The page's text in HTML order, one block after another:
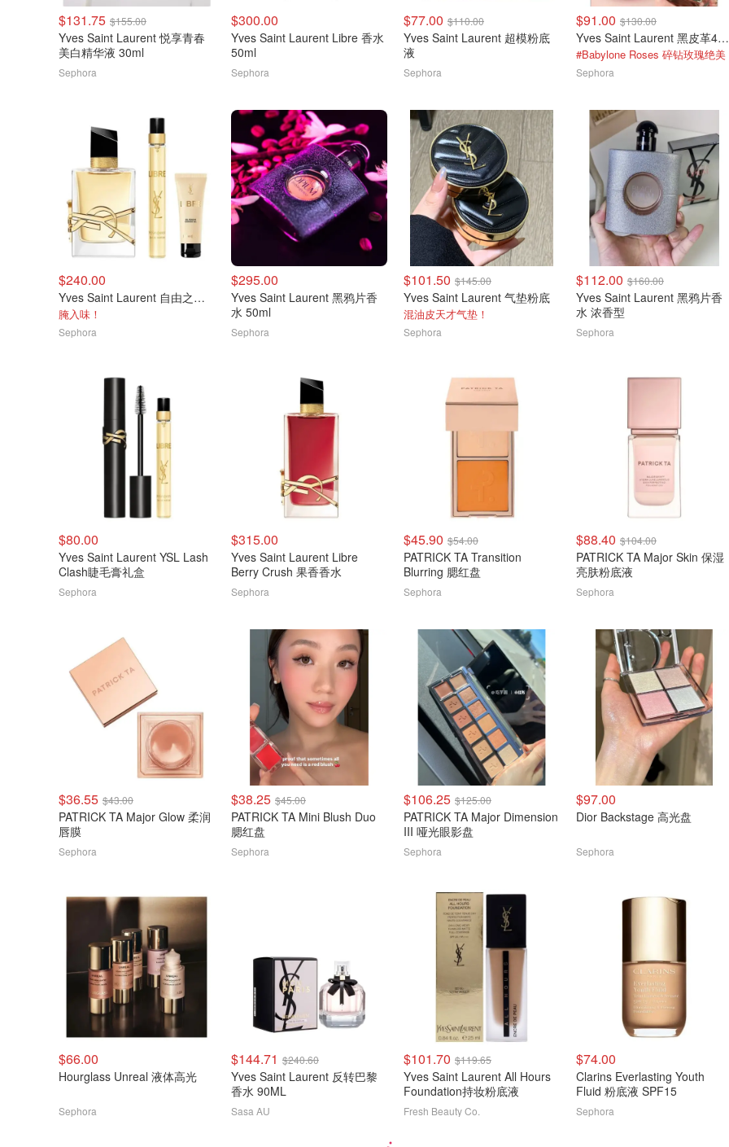
$131.75 $155.00
Yves Saint Laurent 悦享青春
美白精华液 30ml
Sephora
$300.00
Yves Saint Laurent Libre 香水
50ml
Sephora
$77.00 $110.00
Yves Saint Laurent 超模粉底
液
Sephora
$91.00 $130.00
Yves Saint Laurent 黑皮革4色眼影
#Babylone Roses 碎钻玫瑰绝美
Sephora
$240.00
Yves Saint Laurent 自由之水赠礼香水套装
腌入味！
Sephora
$295.00
Yves Saint Laurent 黑鸦片香
水 50ml
Sephora
$101.50 $145.00
Yves Saint Laurent 气垫粉底
混油皮天才气垫！
Sephora
$112.00 $160.00
Yves Saint Laurent 黑鸦片香
水 浓香型
Sephora
$80.00
Yves Saint Laurent YSL Lash
Clash睫毛膏礼盒
Sephora
$315.00
Yves Saint Laurent Libre
Berry Crush 果香香水
Sephora
$45.90 $54.00
PATRICK TA Transition
Blurring 腮红盘
Sephora
$88.40 $104.00
PATRICK TA Major Skin 保湿
亮肤粉底液
Sephora
$36.55 $43.00
PATRICK TA Major Glow 柔润
唇膜
Sephora
$38.25 $45.00
PATRICK TA Mini Blush Duo
腮红盘
Sephora
$106.25 $125.00
PATRICK TA Major Dimension
III 哑光眼影盘
Sephora
$97.00
Dior Backstage 高光盘
Sephora
$66.00
Hourglass Unreal 液体高光
Sephora
$144.71 $240.60
Yves Saint Laurent 反转巴黎
香水 90ML
Sasa AU
$101.70 $119.65
Yves Saint Laurent All Hours
Foundation持妆粉底液
Fresh Beauty Co.
$74.00
Clarins Everlasting Youth
Fluid 粉底液 SPF15
Sephora